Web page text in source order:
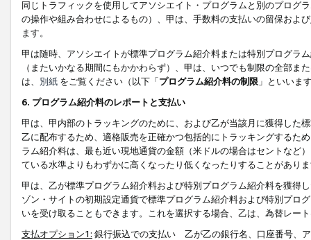
同じトラフィックを使用してアソシエイト・プログラムと別のプログ
の操作や組み合わせによるもの）、甲は、手数料の支払いの留保およ
ます。
甲は随時、アソシエイトが標準プログラム紹介料または特別プログラ
（またいかなる期間にもかかわらず）、甲は、いつでも制限の全部
は、 別紙 をご覧ください（以下「プログラム紹介料の制限 」といいま
6. プログラム紹介料のレポートと支払い
甲は、甲内部のトラッキングのために、および乙が当該月に獲得した
乙に配布するため、適格販売を正確かつ包括的にトラッキングするた
ラム紹介料は、最も近い現地通貨の金額（米ドルの場合はセントなど
ている水準よりもわずかに高くなったり低くなったりすることがあり
甲は、乙が標準プログラム紹介料および特別プログラム紹介料を獲得
ゾン・サイトの初期設定通貨で標準プログラム紹介料および特別プロ
いを受け取ることもできます。これを選択する場合、乙は、為替レー
支払オプション1: 銀行振込での支払い 乙が乙の銀行名、口座番号、